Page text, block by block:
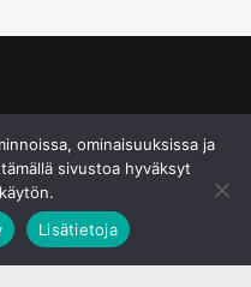
ominaisuuksissa ja
sivustoa hyväksyt
Lisätietoja